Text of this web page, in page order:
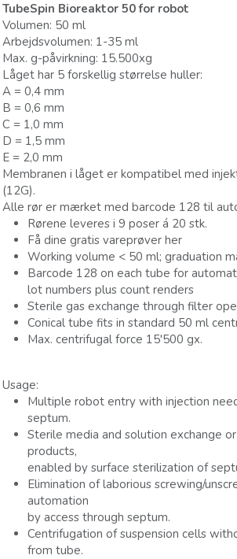
TubeSpin Bioreaktor 50 for robot
Volumen: 50 ml
Arbejdsvolumen: 1-35 ml
Max. g-påvirkning: 15.500xg
Låget har 5 forskellig størrelse huller:
A = 0,4 mm
B = 0,6 mm
C = 1,0 mm
D = 1,5 mm
E = 2,0 mm
Membranen i låget er kompatibel med
(12G).
Alle rør er mærket med barcode 128 til
Rørene leveres i 9 poser á 20 stk.
Få dine gratis vareprøver her
Working volume < 50 ml; graduation
Barcode 128 on each tube for
lot numbers plus count renders
Sterile gas exchange through filter
Conical tube fits in standard 50 ml
Max. centrifugal force 15'500 gx.
Usage:
Multiple robot entry with injection
septum.
Sterile media and solution exchange
products,
enabled by surface sterilization of
Elimination of laborious screwing/
automation
by access through septum.
Centrifugation of suspension cells
from tube.